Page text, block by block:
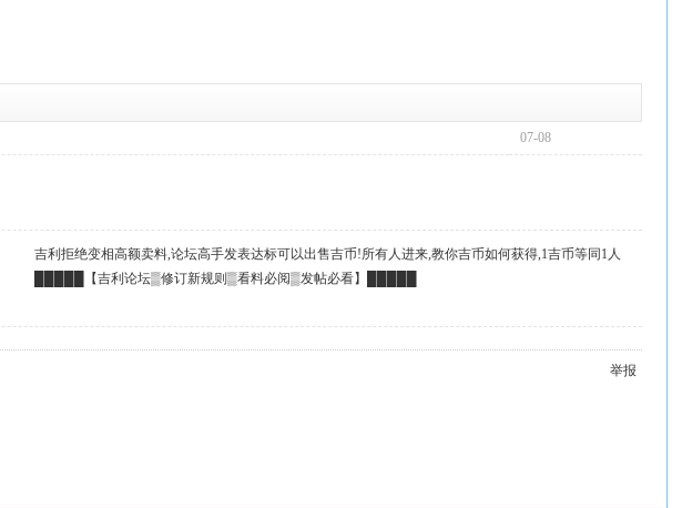
07-08
吉利拒绝变相高额卖料,论坛高手发表达标可以出售吉币!所有人进来,教你吉币如何获得,1吉币等同1人
民币!支持高手→打赏６元宝起
█████【吉利论坛▒修订新规则▒看料必阅▒发帖必看】█████
举报